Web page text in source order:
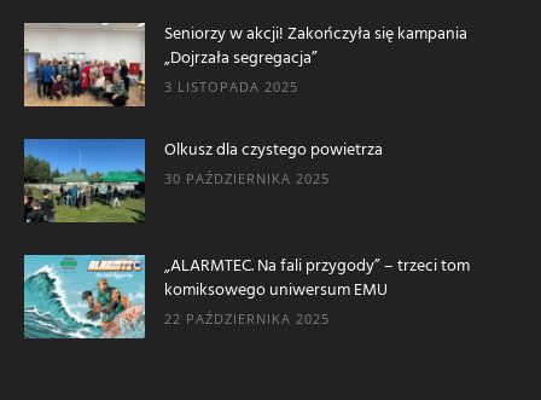
Seniorzy w akcji! Zakończyła się kampania
„Dojrzała segregacja”
3 LISTOPADA 2025
Olkusz dla czystego powietrza
30 PAŹDZIERNIKA 2025
„ALARMTEC. Na fali przygody” – trzeci tom
komiksowego uniwersum EMU
22 PAŹDZIERNIKA 2025